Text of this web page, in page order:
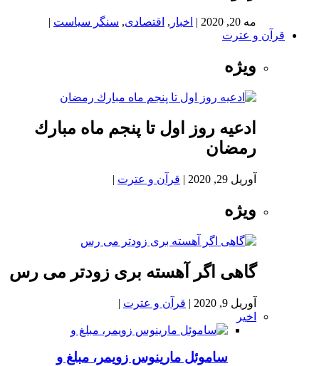
مه 20, 2020 | اخبار , اقتصادی, سنگر سیاست |
قرآن و عترت
ویژه
ادعيه روز اول تا پنجم ماه مبارك
رمضان
آوریل 29, 2020 | قرآن و عترت |
ویژه
گاهی اگر آهسته بری زودتر می رس
آوریل 9, 2020 | قرآن و عترت |
اخیر
ساموئل مارینوس زویمر، مبلغ و